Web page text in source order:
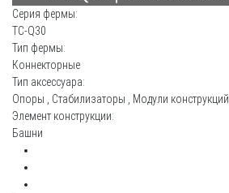
Серия фермы:
TC-Q30
Тип фермы:
Коннекторные
Тип аксессуара:
Опоры
Стабилизаторы
Модули конструкций
Элемент конструкции:
Башни